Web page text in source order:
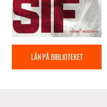
LÅN PÅ BIBLIOTEKET